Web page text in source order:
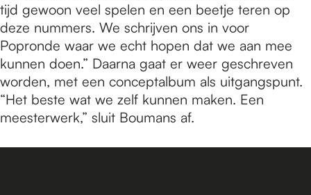
tijd gewoon veel spelen en een beetje teren op
deze nummers. We schrijven ons in voor
Popronde waar we echt hopen dat we aan mee
kunnen doen.” Daarna gaat er weer geschreven
worden, met een conceptalbum als uitgangspunt.
“Het beste wat we zelf kunnen maken. Een
meesterwerk,” sluit Boumans af.